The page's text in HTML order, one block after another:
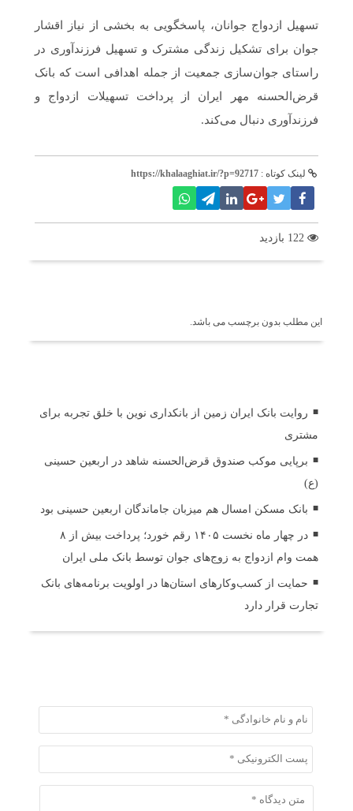
تسهیل ازدواج جوانان، پاسخگویی به بخشی از نیاز اقشار
جوان برای تشکیل زندگی مشترک و تسهیل فرزندآوری در
راستای جوان‌سازی جمعیت از جمله اهدافی است که بانک
قرض‌الحسنه مهر ایران از پرداخت تسهیلات ازدواج و
فرزندآوری دنبال می‌کند.
لینک کوتاه : https://khalaaghiat.ir/?p=92717
این مطلب بدون برچسب می باشد.
روایت بانک ایران زمین از بانکداری نوین با خلق تجربه برای
مشتری
برپایی موکب صندوق قرض‌الحسنه شاهد در اربعین حسینی
(ع)
بانک مسکن امسال هم میزبان جاماندگان اربعین حسینی بود
در چهار ماه نخست ۱۴۰۵ رقم خورد؛ پرداخت بیش از ۸
همت وام ازدواج به زوج‌های جوان توسط بانک ملی ایران
حمایت از کسب‌وکارهای استان‌ها در اولویت برنامه‌های بانک
تجارت قرار دارد